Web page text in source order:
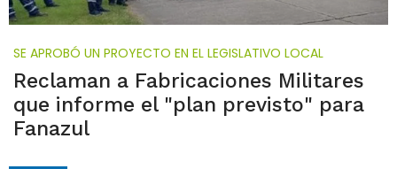
SE APROBÓ UN PROYECTO EN EL LEGISLATIVO LOCAL
Reclaman a Fabricaciones Militares
que informe el "plan previsto" para
Fanazul